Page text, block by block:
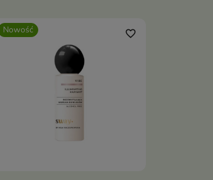
Nowość favorite_border